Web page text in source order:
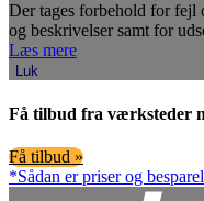
Der tages forbehold for fejl
og beskrivelser samt for
Læs mere
Luk
Få tilbud fra værksteder
Få tilbud »
*Sådan er priser og